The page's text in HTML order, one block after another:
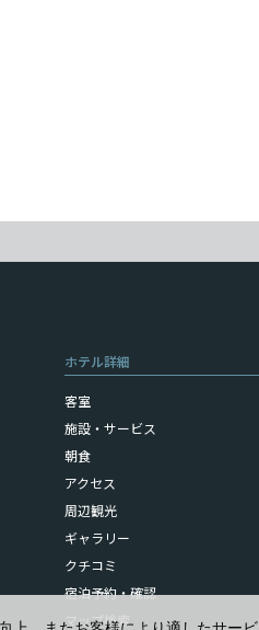
ホテル詳細
客室
施設・サービス
朝食
アクセス
周辺観光
ギャラリー
クチコミ
宿泊予約・確認
マップ検索